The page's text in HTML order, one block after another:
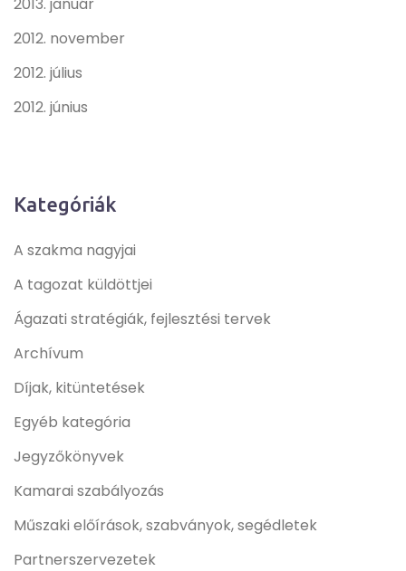
2012. november
2012. július
2012. június
Kategóriák
A szakma nagyjai
A tagozat küldöttjei
Ágazati stratégiák, fejlesztési tervek
Archívum
Díjak, kitüntetések
Egyéb kategória
Jegyzőkönyvek
Kamarai szabályozás
Műszaki előírások, szabványok, segédletek
Partnerszervezetek